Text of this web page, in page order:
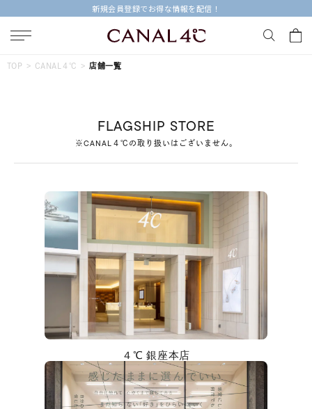
新規会員登録でお得な情報を配信！
#ペア #ダイヤモンド ネックレス
#エタニティ #くまのプーさん
すべてのジュエリー
TOP CANAL４℃ 店舗一覧
FLAGSHIP STORE
※CANAL４℃の取り扱いはございません。
４℃ 銀座本店